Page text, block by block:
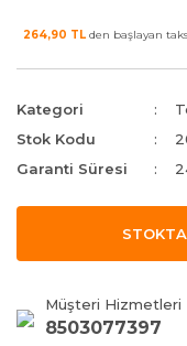
264,90 TL den başlayan
Kategori
Stok Kodu
Garanti Süresi
STOKTA
Müşteri Hizmetleri
8503077397